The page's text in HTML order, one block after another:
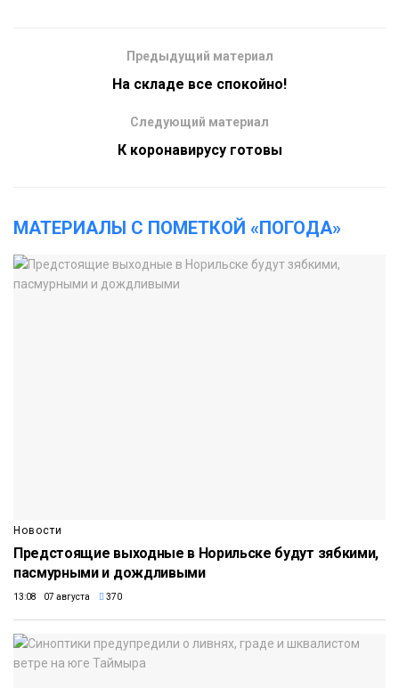
Предыдущий материал
На складе все спокойно!
Следующий материал
К коронавирусу готовы
МАТЕРИАЛЫ С ПОМЕТКОЙ «ПОГОДА»
Новости
Предстоящие выходные в Норильске будут зябкими,
пасмурными и дождливыми
13:08 07 августа 370